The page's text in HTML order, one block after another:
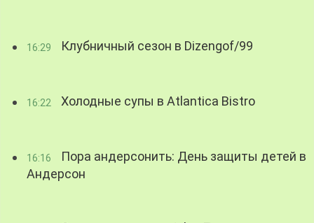
16:29 Клубничный сезон в Dizengof/99
16:22 Холодные супы в Atlantica Bistro
16:16
Пора андерсонить: День защиты детей в
Андерсон